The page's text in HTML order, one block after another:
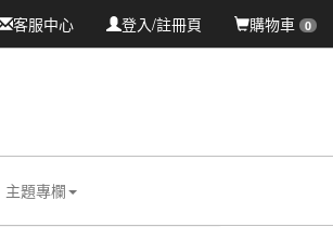
購物車 0
登入/註冊頁
客服中心
主題專欄